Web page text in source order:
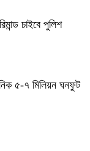
চাইবে পুলিশ
৫-৭ মিলিয়ন ঘনফুট